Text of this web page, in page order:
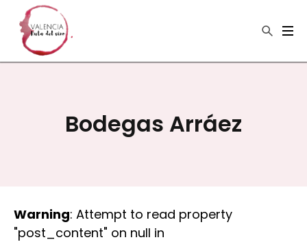
Bodegas Arráez
Warning: Attempt to read property
"post_content" on null in